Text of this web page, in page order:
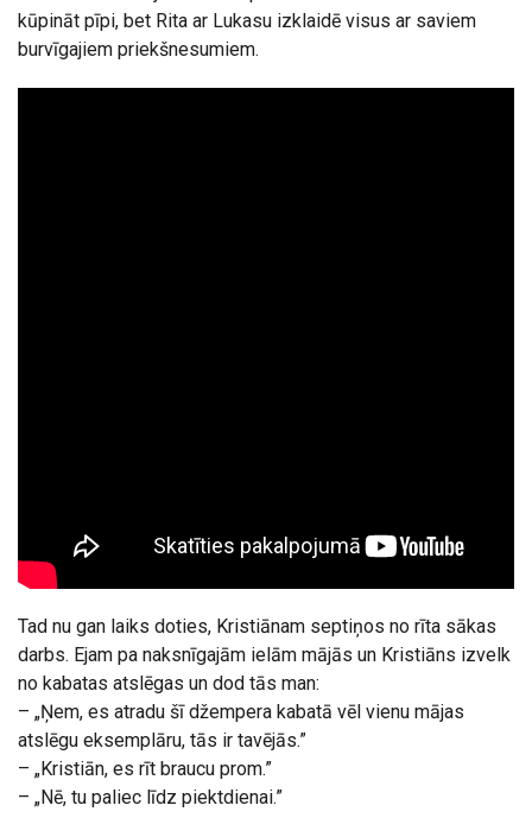
kūpināt pīpi, bet Rita ar Lukasu izklaidē visus ar saviem
burvīgajiem priekšnesumiem.
Tad nu gan laiks doties, Kristiānam septiņos no rīta sākas
darbs. Ejam pa naksnīgajām ielām mājās un Kristiāns izvelk
no kabatas atslēgas un dod tās man:
– „Ņem, es atradu šī džempera kabatā vēl vienu mājas
atslēgu eksemplāru, tās ir tavējās.”
– „Kristiān, es rīt braucu prom.”
– „Nē, tu paliec līdz piektdienai.”